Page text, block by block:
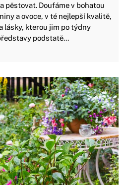
pěstovat. Doufáme v bohatou
a ovoce, v té nejlepší kvalitě,
lásky, kterou jim po týdny
podstatě...